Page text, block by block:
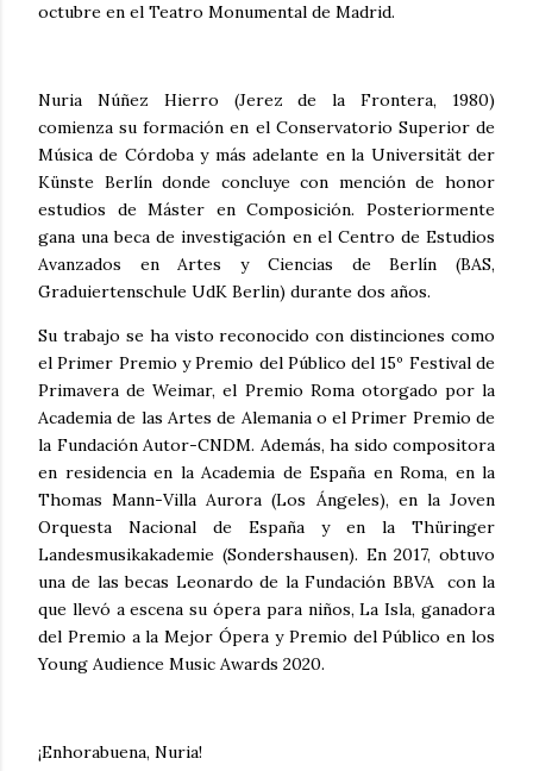
octubre en el Teatro Monumental de Madrid.
Nuria Núñez Hierro (Jerez de la Frontera, 1980)
comienza su formación en el Conservatorio Superior de
Música de Córdoba y más adelante en la Universität der
Künste Berlín donde concluye con mención de honor
estudios de Máster en Composición. Posteriormente
gana una beca de investigación en el Centro de Estudios
Avanzados en Artes y Ciencias de Berlín (BAS,
Graduiertenschule UdK Berlin) durante dos años.
Su trabajo se ha visto reconocido con distinciones como
el Primer Premio y Premio del Público del 15º Festival de
Primavera de Weimar, el Premio Roma otorgado por la
Academia de las Artes de Alemania o el Primer Premio de
la Fundación Autor-CNDM. Además, ha sido compositora
en residencia en la Academia de España en Roma, en la
Thomas Mann-Villa Aurora (Los Ángeles), en la Joven
Orquesta Nacional de España y en la Thüringer
Landesmusikakademie (Sondershausen). En 2017, obtuvo
una de las becas Leonardo de la Fundación BBVA con la
que llevó a escena su ópera para niños, La Isla, ganadora
del Premio a la Mejor Ópera y Premio del Público en los
Young Audience Music Awards 2020.
¡Enhorabuena, Nuria!